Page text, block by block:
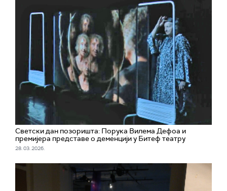
Светски дан позоришта: Порука Вилема Дефоа и
премијера представе о деменцији у Битеф театру
28. 03. 2026.